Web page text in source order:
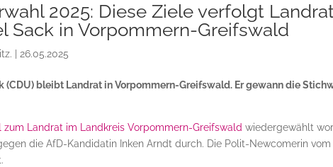
2025: Diese Ziele verfolgt
Sack in Vorpommern-Greifswald
26.05.2025
(CDU) bleibt Landrat in Vorpommern-Greifswald. Er gewann die
zum Landrat im Landkreis Vorpommern-Greifswald wiedergewählt
die AfD-Kandidatin Inken Arndt durch. Die Polit-Newcomerin vom